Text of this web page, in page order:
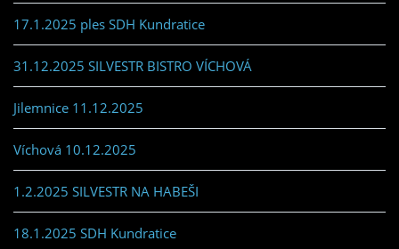
17.1.2025 ples SDH Kundratice
31.12.2025 SILVESTR BISTRO VÍCHOVÁ
Jilemnice 11.12.2025
Víchová 10.12.2025
1.2.2025 SILVESTR NA HABEŠI
18.1.2025 SDH Kundratice